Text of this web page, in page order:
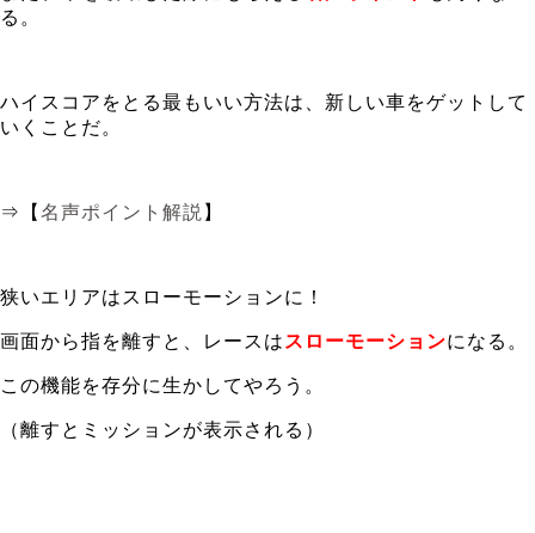
る。
ハイスコアをとる最もいい方法は、新しい車をゲットして
いくことだ。
⇒【 名声ポイント解説 】
狭いエリアはスローモーションに！
画面から指を離すと、レースは スローモーションになる。
この機能を存分に生かしてやろう。
（離すとミッションが表示される）